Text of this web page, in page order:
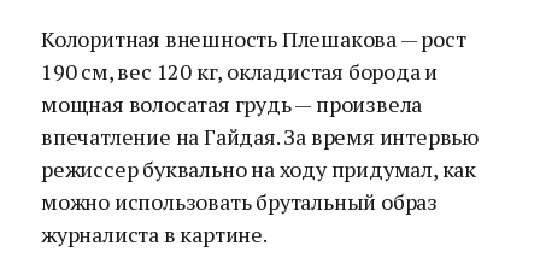
Колоритная внешность Плешакова — рост
190 см, вес 120 кг, окладистая борода и
мощная волосатая грудь — произвела
впечатление на Гайдая. За время интервью
режиссер буквально на ходу придумал, как
можно использовать брутальный образ
журналиста в картине.